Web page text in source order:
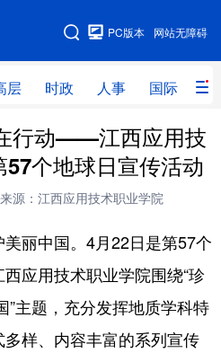
网站无障碍
PC版本
层 时政 人事 国际 财
站地图
时政 人事
网评 港澳
全球连线 教育
量子 体育
健康 军事
行动——江西应用技
个地球日宣传活动
来源：江西应用技术职业学院
丽中国。 4月22日是第57个
应用技术职业学院围绕“珍
”主题，充分发挥地质学科特
样、内容丰富的系列宣传